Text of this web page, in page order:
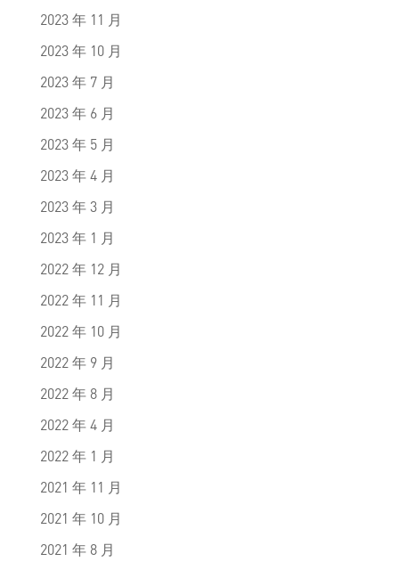
2023 年 11 月
2023 年 10 月
2023 年 7 月
2023 年 6 月
2023 年 5 月
2023 年 4 月
2023 年 3 月
2023 年 1 月
2022 年 12 月
2022 年 11 月
2022 年 10 月
2022 年 9 月
2022 年 8 月
2022 年 4 月
2022 年 1 月
2021 年 11 月
2021 年 10 月
2021 年 8 月